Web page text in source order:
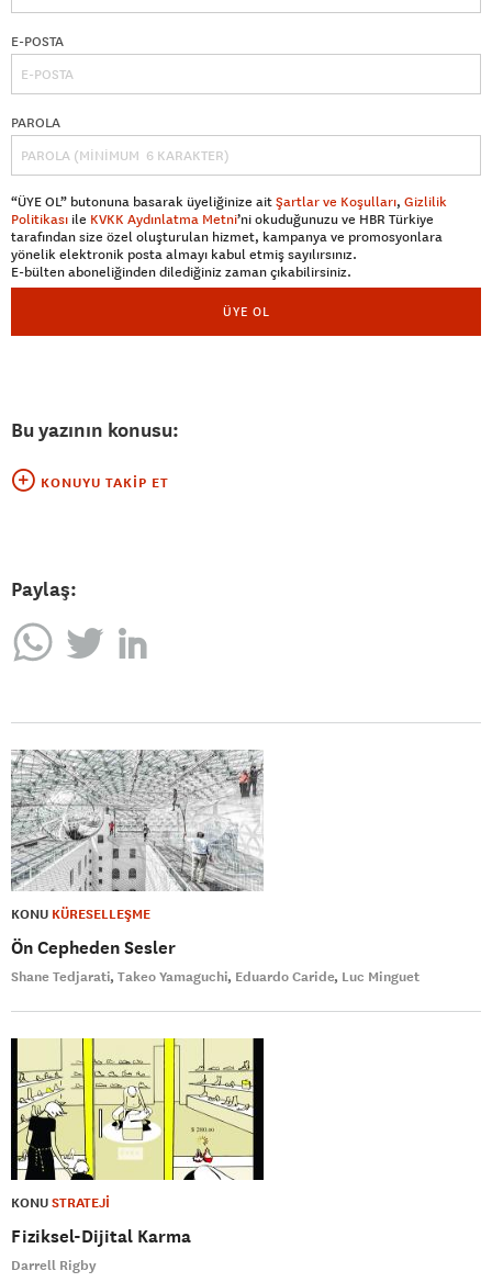
E-POSTA
PAROLA
“ÜYE OL” butonuna basarak üyeliğinize aitŞartlar ve Koşulları, Gizlilik
Politikası ile KVKK Aydınlatma Metni’ni okuduğunuzu ve HBR Türkiye
tarafından size özel oluşturulan hizmet, kampanya ve promosyonlara
yönelik elektronik posta almayı kabul etmiş sayılırsınız.
E-bülten aboneliğinden dilediğiniz zaman çıkabilirsiniz.
ÜYE OL
Bu yazının konusu:
KONUYU TAKIP ET
Paylaş:
KONU KÜRESELLEŞME
Ön Cepheden Sesler
Shane Tedjarati Takeo Yamaguchi Eduardo Caride Luc Minguet
KONUSTRATEJİ
Fiziksel-Dijital Karma
Darrell Rigby